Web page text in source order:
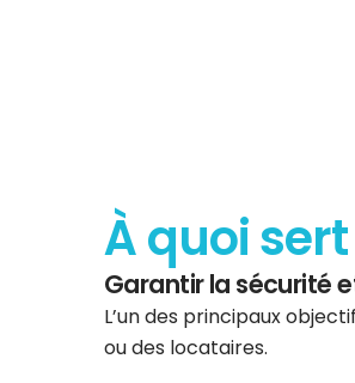
À quoi
Garantir la sécurité
L’un des principaux
ou des locataires.